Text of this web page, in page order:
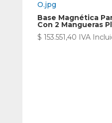
Base Magnética
Con 2 Mangueras
$ 153.551,40 IVA